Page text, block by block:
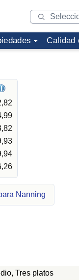
Calidad
Nanning
Tres platos